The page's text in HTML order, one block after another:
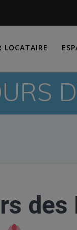
LOCATAIRE